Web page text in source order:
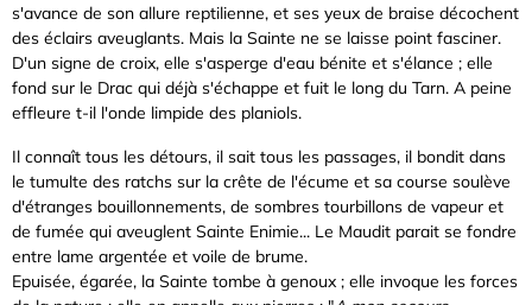
s'avance de son allure reptilienne, et ses yeux de braise décochent
des éclairs aveuglants. Mais la Sainte ne se laisse point fasciner.
D'un signe de croix, elle s'asperge d'eau bénite et s'élance ; elle
fond sur le Drac qui déjà s'échappe et fuit le long du Tarn. A peine
effleure t-il l'onde limpide des planiols.
Il connaît tous les détours, il sait tous les passages, il bondit dans
le tumulte des ratchs sur la crête de l'écume et sa course soulève
d'étranges bouillonnements, de sombres tourbillons de vapeur et
de fumée qui aveuglent Sainte Enimie... Le Maudit parait se fondre
entre lame argentée et voile de brume.
Epuisée, égarée, la Sainte tombe à genoux ; elle invoque les forces